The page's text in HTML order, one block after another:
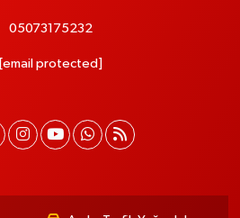
05073175232
[email protected]